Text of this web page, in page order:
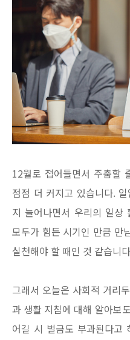
12월로 접어들면서 주춤할
점점 더 커지고 있습니다.
지 늘어나면서 우리의 일상
모두가 힘든 시기인 만큼 만
실천해야 할 때인 것 같습니
그래서 오늘은 사회적 거리
과 생활 지침에 대해 알아보
어길 시 벌금도 부과된다고